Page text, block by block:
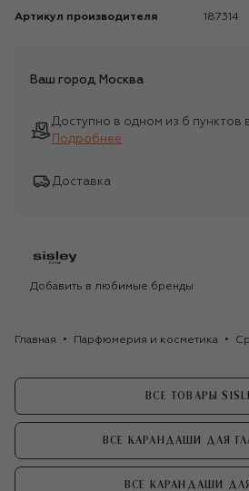
Артикул производителя 187314
Ваш город Москва
Доступно в одном из 6 пунктов
Подробнее
Доставка
Добавить в любимые бренды
Главная Парфюмерия и косметика
ВСЕ ТОВАРЫ
ВСЕ КАРАНДАШИ ДЛЯ
ВСЕ КАРАНДАШИ ДЛЯ